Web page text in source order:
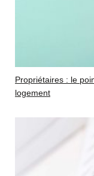
Propriétaires : le
logement